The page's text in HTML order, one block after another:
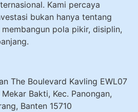
Kami percaya
bukan hanya tentang
pola pikir, disiplin,
The Boulevard Kavling EWL07
Bakti, Kec. Panongan,
Banten 15710